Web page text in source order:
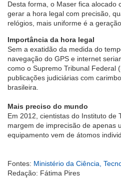
Desta forma, o Maser fica alocado
gerar a hora legal com precisão,
relógios, mais uniforme é a
Importância da hora legal
Sem a exatidão da medida do
navegação do GPS e internet
como o Supremo Tribunal Federal
publicações judiciárias com
brasileira.
Mais preciso do mundo
Em 2012, cientistas do Instituto de
margem de imprecisão de apenas
equipamento vem de átomos
Fontes: Ministério da Ciência,
Redação: Fátima Pires